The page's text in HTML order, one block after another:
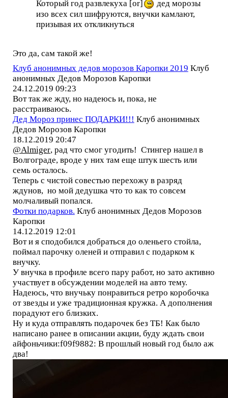
Который год развлекуха [or]
дед морозы
изо всех сил шифруются, внучки камлают,
призывая их откликнуться
Это да, сам такой же!
Клуб анонимных дедов морозов Каропки 2019 Клуб
анонимных Дедов Морозов Каропки
24.12.2019 09:23
Вот так же жду, но надеюсь и, пока, не
расстраиваюсь.
Дед Мороз принес ПОДАРКИ!!! Клуб анонимных
Дедов Морозов Каропки
18.12.2019 20:47
@Almiger, рад что смог угодить! Стингер нашел в
Волгограде, вроде у них там еще штук шесть или
семь осталось.
Теперь с чистой совестью перехожу в разряд
ждунов, но мой дедушка что то как то совсем
молчаливый попался.
Фотки подарков. Клуб анонимных Дедов Морозов
Каропки
14.12.2019 12:01
Вот и я сподобился добраться до оленьего стойла,
поймал парочку оленей и отправил с подарком к
внучку.
У внучка в профиле всего пару работ, но зато активно
участвует в обсуждении моделей на авто тему.
Надеюсь, что внучьку понравиться ретро коробочка
от звезды и уже традиционная кружка. А дополнения
порадуют его близких.
Ну и куда отправлять подарочек без ТБ! Как было
написано ранее в описании акции, буду ждать свои
айфоньчики:f09f9882: В прошлый новый год было аж
два!